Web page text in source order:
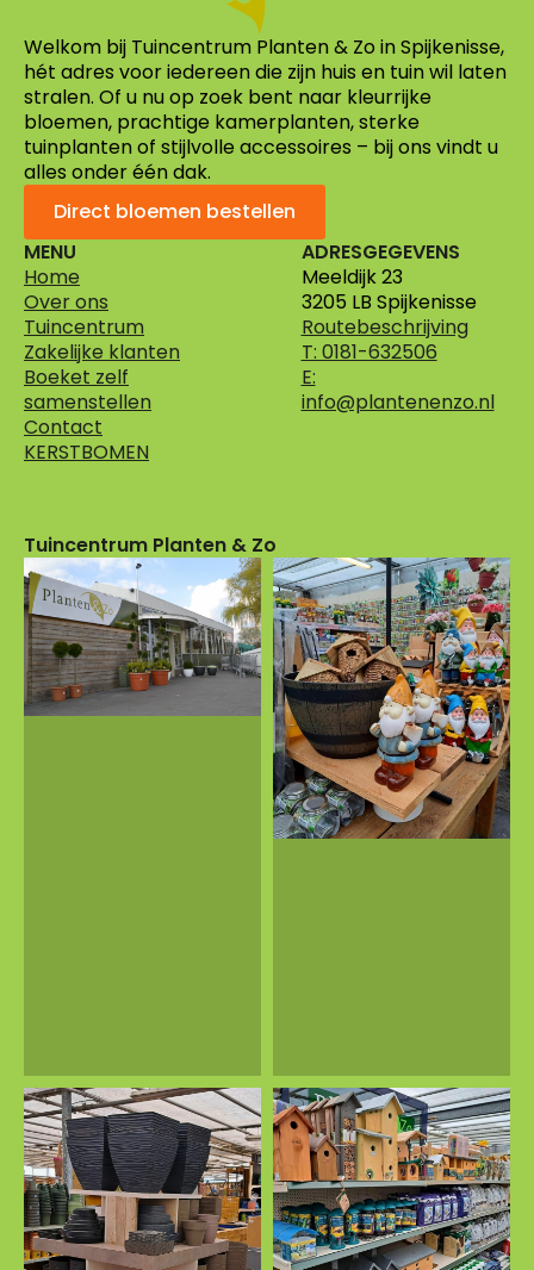
Welkom bij Tuincentrum Planten & Zo in Spijkenisse,
hét adres voor iedereen die zijn huis en tuin wil laten
stralen. Of u nu op zoek bent naar kleurrijke
bloemen, prachtige kamerplanten, sterke
tuinplanten of stijlvolle accessoires – bij ons vindt u
alles onder één dak.
Direct bloemen bestellen
MENU
Home
Over ons
Tuincentrum
Zakelijke klanten
Boeket zelf
samenstellen
Contact
KERSTBOMEN
ADRESGEGEVENS
Meeldijk 23
3205 LB Spijkenisse
Routebeschrijving
T: 0181-632506
E:
info@plantenenzo.nl
Tuincentrum Planten & Zo